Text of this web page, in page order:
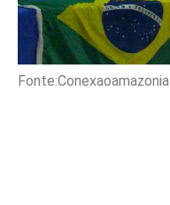
Fonte:Conexaoamazonia